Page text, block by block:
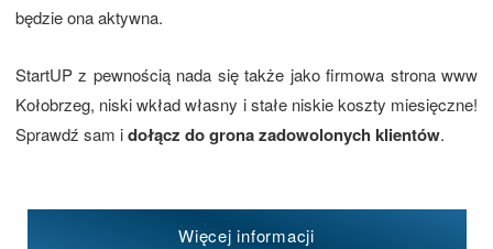
będzie ona aktywna.
StartUP z pewnością nada się także jako firmowa strona www
Kołobrzeg, niski wkład własny i stałe niskie koszty miesięczne!
Sprawdź sam idołącz do grona zadowolonych klientów.
Więcej informacji